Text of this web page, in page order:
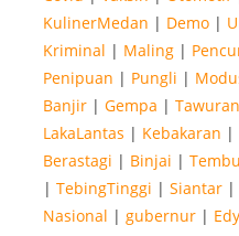
KulinerMedan | Demo|
Kriminal | Maling|
Penipuan | Pungli |
Banjir| Gempa | Tawuran
LakaLantas | Kebakaran |
Berastagi | Binjai |
| TebingTinggi | Siantar|
Nasional | gubernur|